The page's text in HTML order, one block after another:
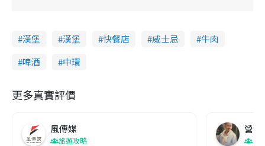
漢堡 漢堡 快餐店 威士忌
牛肉
啤酒
中環
更多真實評價
風傳媒
旅遊攻略
營養